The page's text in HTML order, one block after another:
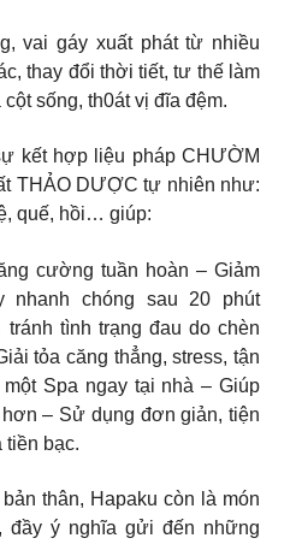
vai gáy xuất phát từ nhiều
thay đổi thời tiết, tư thế làm
sống, th0át vị đĩa đệm.
kết hợp liệu pháp CHƯỜM
THẢO DƯỢC tự nhiên như:
quế, hồi… giúp:
cường tuần hoàn – Giảm
nhanh chóng sau 20 phút
tình trạng đau do chèn
tỏa căng thẳng, stress, tận
Spa ngay tại nhà – Giúp
– Sử dụng đơn giản, tiện
tiền bạc.
thân, Hapaku còn là món
đầy ý nghĩa gửi đến những